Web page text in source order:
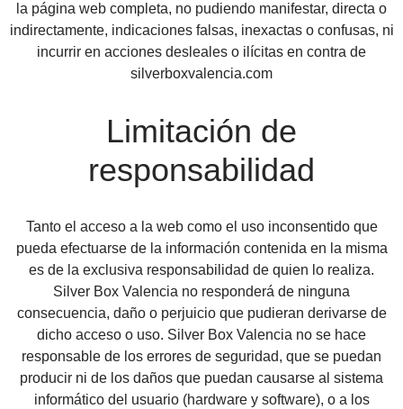
la página web completa, no pudiendo manifestar, directa o
indirectamente, indicaciones falsas, inexactas o confusas, ni
incurrir en acciones desleales o ilícitas en contra de
silverboxvalencia.com
Limitación de
responsabilidad
Tanto el acceso a la web como el uso inconsentido que
pueda efectuarse de la información contenida en la misma
es de la exclusiva responsabilidad de quien lo realiza.
Silver Box Valencia no responderá de ninguna
consecuencia, daño o perjuicio que pudieran derivarse de
dicho acceso o uso. Silver Box Valencia no se hace
responsable de los errores de seguridad, que se puedan
producir ni de los daños que puedan causarse al sistema
informático del usuario (hardware y software), o a los